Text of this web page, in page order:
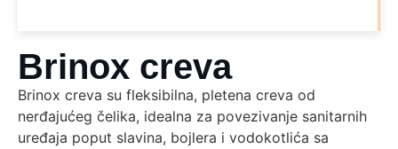
Brinox creva
Brinox creva su fleksibilna, pletena creva od
nerđajućeg čelika, idealna za povezivanje sanitarnih
uređaja poput slavina, bojlera i vodokotlića sa